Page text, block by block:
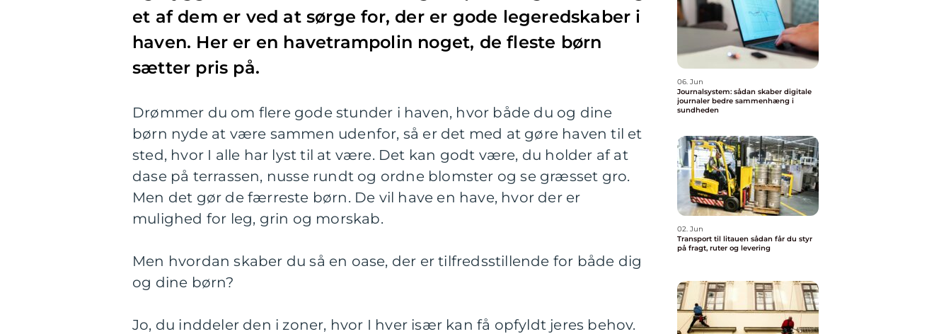
et af dem er ved at sørge for, der er gode legeredskaber i
haven. Her er en havetrampolin noget, de fleste børn
sætter pris på.
Drømmer du om flere gode stunder i haven, hvor både du og dine
børn nyde at være sammen udenfor, så er det med at gøre haven til et
sted, hvor I alle har lyst til at være. Det kan godt være, du holder af at
dase på terrassen, nusse rundt og ordne blomster og se græsset gro.
Men det gør de færreste børn. De vil have en have, hvor der er
mulighed for leg, grin og morskab.
Men hvordan skaber du så en oase, der er tilfredsstillende for både dig
og dine børn?
Jo, du inddeler den i zoner, hvor I hver især kan få opfyldt jeres behov.
06. Jun
Journalsystem: sådan skaber digitale
journaler bedre sammenhæng i
sundheden
02. Jun
Transport til litauen sådan får du styr
på fragt, ruter og levering